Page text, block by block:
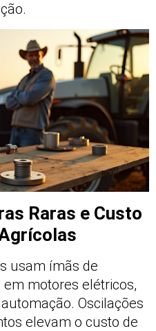
Raras e Custo
usam ímãs de
motores elétricos,
Oscilações
elevam o custo de